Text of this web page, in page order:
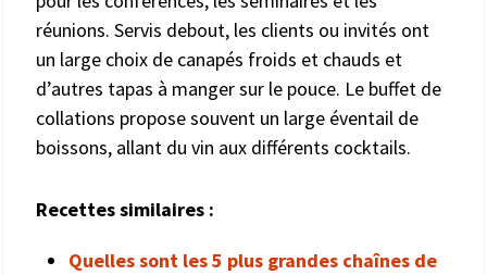
réunions. Servis debout, les clients ou invités ont
un large choix de canapés froids et chauds et
d’autres tapas à manger sur le pouce. Le buffet de
collations propose souvent un large éventail de
boissons, allant du vin aux différents cocktails.
Recettes similaires :
Quelles sont les 5 plus grandes chaînes de